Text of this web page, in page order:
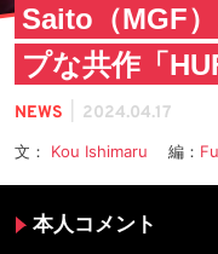
Saito（MGF
プな共作「
NEWS 2024.04.17
文： Kou Ishimaru 編：
本人コメント